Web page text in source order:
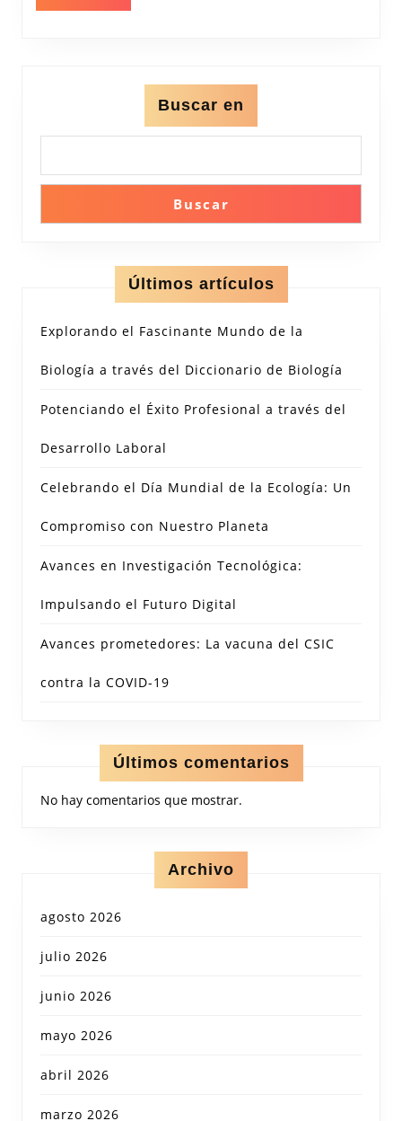
Buscar en
Buscar
Últimos artículos
Explorando el Fascinante Mundo de la
Biología a través del Diccionario de Biología
Potenciando el Éxito Profesional a través del
Desarrollo Laboral
Celebrando el Día Mundial de la Ecología: Un
Compromiso con Nuestro Planeta
Avances en Investigación Tecnológica:
Impulsando el Futuro Digital
Avances prometedores: La vacuna del CSIC
contra la COVID-19
Últimos comentarios
No hay comentarios que mostrar.
Archivo
agosto 2026
julio 2026
junio 2026
mayo 2026
abril 2026
marzo 2026